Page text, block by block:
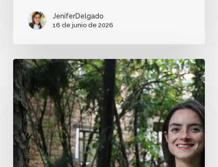
JeniferDelgado
16 de junio de 2026